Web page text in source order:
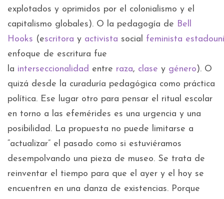
explotados y oprimidos por el colonialismo y el
capitalismo globales). O la pedagogía de Bell
Hooks (escritora y activista social feminista
enfoque de escritura fue
la interseccionalidad entre raza, clase y género). O
quizá desde la curaduría pedagógica como práctica
política. Ese lugar otro para pensar el ritual escolar
en torno a las efemérides es una urgencia y una
posibilidad. La propuesta no puede limitarse a
“actualizar” el pasado como si estuviéramos
desempolvando una pieza de museo. Se trata de
reinventar el tiempo para que el ayer y el hoy se
encuentren en una danza de existencias. Porque